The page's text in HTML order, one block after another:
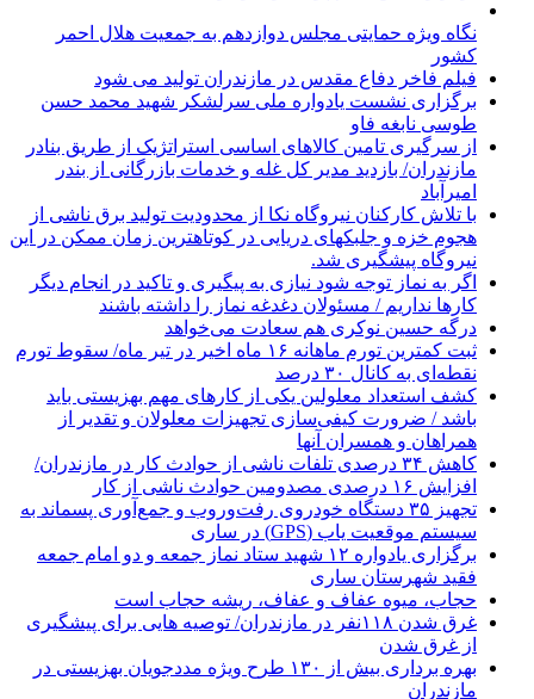
نگاه ویژه حمایتی مجلس دوازدهم به جمعیت هلال احمر
کشور
فیلم فاخر دفاع مقدس در مازندران تولید می شود
برگزاری نشست یادواره ملی سرلشکر شهید محمد حسن
طوسی نابغه فاو
از سرگیری تامین کالاهای اساسی استراتژیک از طریق بنادر
مازندران/ بازدید مدیر کل غله و خدمات بازرگانی از بندر
امیرآباد
با تلاش کارکنان نیروگاه نکا از محدودیت تولید برق ناشی از
هجوم خزه و جلبکهای دریایی در کوتاهترین زمان ممکن در این
نیروگاه پیشگیری شد.
اگر به نماز توجه شود نیازی به پیگیری و تاکید در انجام دیگر
کارها نداریم / مسئولان دغدغه نماز را داشته باشند
درگه حسین نوکری هم سعادت می‌خواهد
ثبت کمترین تورم ماهانه ۱۶ ماه اخیر در تیر ماه/ سقوط تورم
نقطه‌ای به کانال ۳۰ درصد
کشف استعداد معلولین یکی از کارهای مهم بهزیستی باید
باشد / ضرورت کیفی‌سازی تجهیزات معلولان و تقدیر از
همراهان و همسران آنها
کاهش ۳۴ درصدی تلفات ناشی از حوادث كار در مازندران/
افزایش ۱۶ درصدی مصدومین حوادث ناشی از کار
تجهیز ۳۵ دستگاه خودروی رفت‌وروب و جمع‌آوری پسماند به
سیستم موقعیت یاب (GPS) در ساری
برگزاری یادواره ۱۲ شهید ستاد نماز جمعه و دو امام جمعه
فقید شهرستان ساری
حجاب، میوه عفاف و عفاف، ریشه حجاب است
غرق شدن ۱۱۸نفر در مازندران/ توصيه هايی برای پيشگيری
از غرق شدن
بهره برداری بیش از ۱۳۰ طرح ویژه مددجویان بهزیستی در
مازندران